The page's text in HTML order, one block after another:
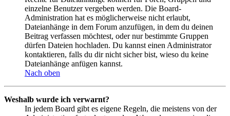
einzelne Benutzer vergeben werden. Die Board-
Administration hat es möglicherweise nicht erlaubt,
Dateianhänge in dem Forum anzufügen, in dem du deinen
Beitrag verfassen möchtest, oder nur bestimmte Gruppen
dürfen Dateien hochladen. Du kannst einen Administrator
kontaktieren, falls du dir nicht sicher bist, wieso du keine
Dateianhänge anfügen kannst.
Nach oben
Weshalb wurde ich verwarnt?
In jedem Board gibt es eigene Regeln, die meistens von der